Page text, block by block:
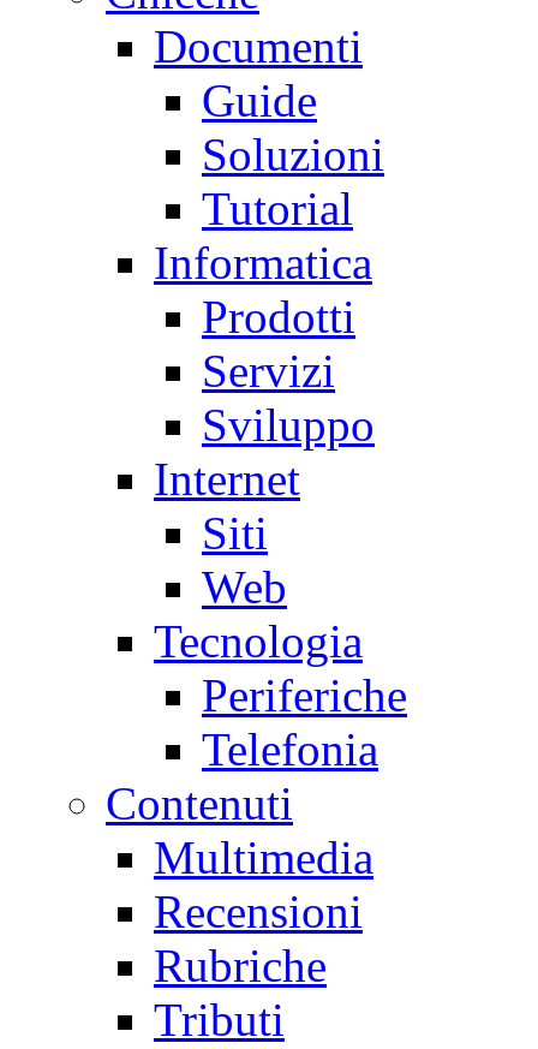
Documenti
Guide
Soluzioni
Tutorial
Informatica
Prodotti
Servizi
Sviluppo
Internet
Siti
Web
Tecnologia
Periferiche
Telefonia
Contenuti
Multimedia
Recensioni
Rubriche
Tributi